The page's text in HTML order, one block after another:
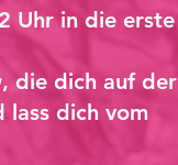
Uhr in die erste
die dich auf der
lass dich vom